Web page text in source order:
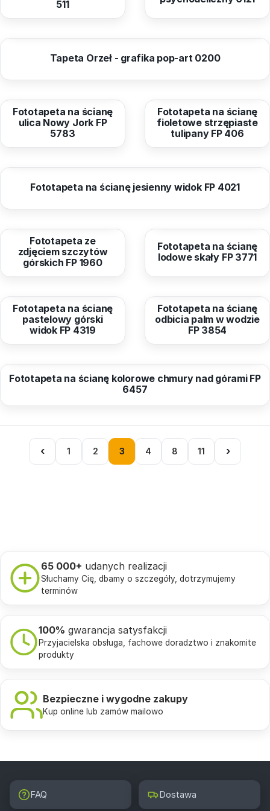
511
od40,99 zł
Tapeta Orzeł - grafika pop-art 0200
od40,96 zł
Fototapeta na ścianę
ulica Nowy Jork FP
5783
od40,96 zł
Fototapeta na ścianę
fioletowe strzępiaste
tulipany FP 406
od40,96 zł
Fototapeta na ścianę jesienny widok FP 4021
od40,96 zł
Fototapeta ze
zdjęciem szczytów
górskich FP 1960
od40,96 zł
Fototapeta na ścianę
lodowe skały FP 3771
od40,96 zł
Fototapeta na ścianę
pastelowy górski
widok FP 4319
od40,96 zł
Fototapeta na ścianę kolorowe chmury nad górami FP
6457
od40,96 zł
Fototapeta na ścianę
odbicia palm w wodzie
FP 3854
‹ 1 2 3 4 8 11 ›
65 000+ udanych realizacji
Słuchamy Cię, dbamy o szczegóły, dotrzymujemy
terminów
100% gwarancja satysfakcji
Przyjacielska obsługa, fachowe doradztwo i znakomite
produkty
Bezpieczne i wygodne zakupy
Kup online lub zamów mailowo
FAQ Dostawa